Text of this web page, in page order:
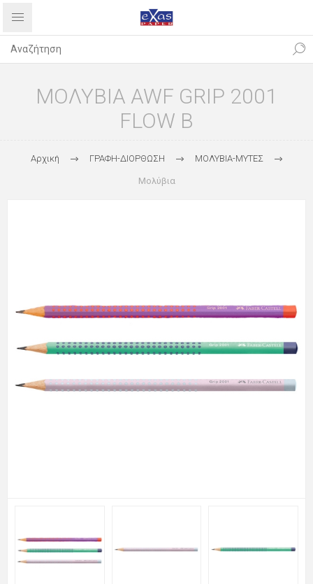
ΜΟΛΥΒΙΑ AWF GRIP 2001
FLOW B
Αρχική ΓΡΑΦΗ-ΔΙΟΡΘΩΣΗ ΜΟΛΥΒΙΑ-ΜΥΤΕΣ
Μολύβια